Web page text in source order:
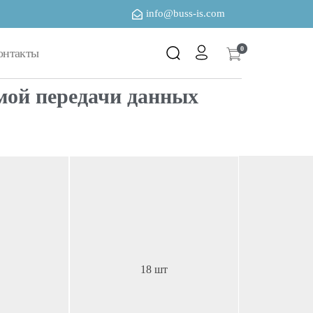
info@buss-is.com
0
передачи данных
18 шт